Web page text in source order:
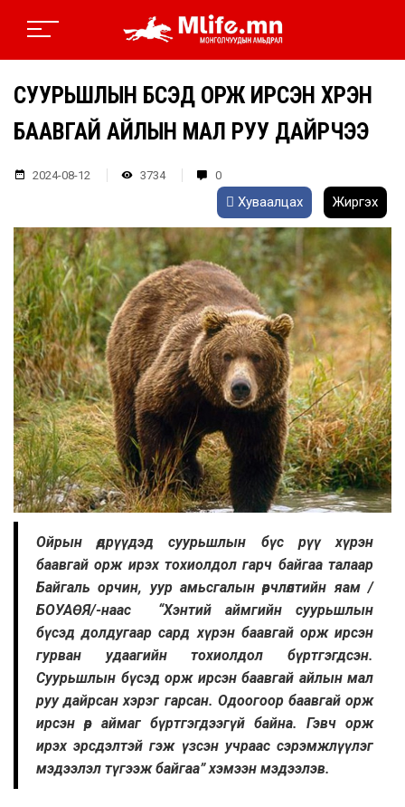
СУУРЬШЛЫН БҮСЭД ОРЖ ИРСЭН ХҮРЭН
БААВГАЙ АЙЛЫН МАЛ РУУ ДАЙРЧЭЭ
2024-08-12 3734 0
Хуваалцах Жиргэх
Ойрын өдрүүдэд суурьшлын бүс рүү хүрэн
баавгай орж ирэх тохиолдол гарч байгаа талаар
Байгаль орчин, уур амьсгалын өөрчлөлтийн яам /
БОУАӨЯ/-наас “Хэнтий аймгийн суурьшлын
бүсэд долдугаар сард хүрэн баавгай орж ирсэн
гурван удаагийн тохиолдол бүртгэгдсэн.
Суурьшлын бүсэд орж ирсэн баавгай айлын мал
руу дайрсан хэрэг гарсан. Одоогоор баавгай орж
ирсэн өөр аймаг бүртгэгдээгүй байна. Гэвч орж
ирэх эрсдэлтэй гэж үзсэн учраас сэрэмжлүүлэг
мэдээлэл түгээж байгаа” хэмээн мэдээлэв.